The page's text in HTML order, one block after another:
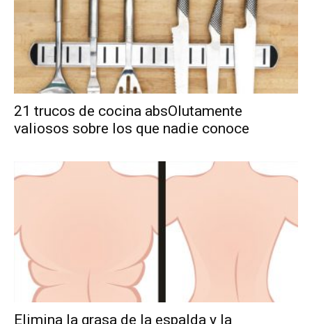
21 trucos de cocina absOlutamente
valiosos sobre los que nadie conoce
Elimina la grasa de la espalda y la